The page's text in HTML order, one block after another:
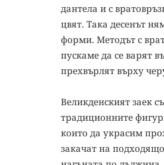
дантела и с
цвят. Така десенът
форми. Методът с
пускаме да се варят
прехвърлят върху
Великденският заек
традиционните
които да украсим
закачат на